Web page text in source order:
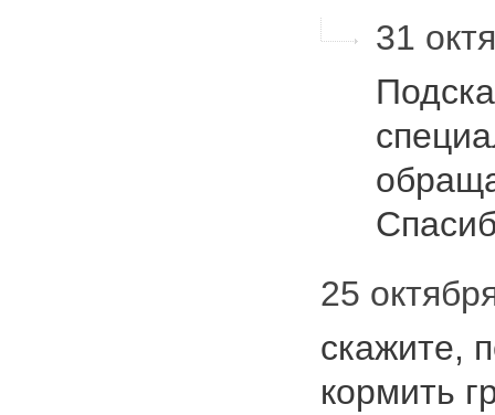
31
25
скажите,
кормить